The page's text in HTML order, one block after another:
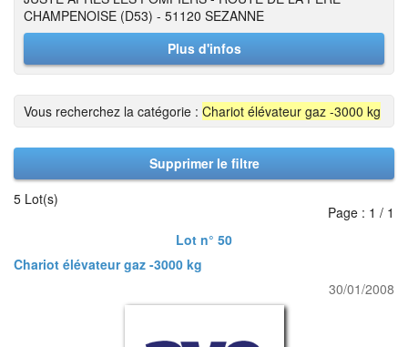
CHAMPENOISE (D53) - 51120 SEZANNE
Plus d'infos
Vous recherchez la catégorie : Chariot élévateur gaz -3000 kg
Supprimer le filtre
5 Lot(s)
Page : 1 / 1
Lot n° 50
Chariot élévateur gaz -3000 kg
30/01/2008